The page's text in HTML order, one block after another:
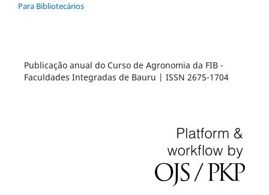
Para Bibliotecários
Publicação anual do Curso de Agronomia da FIB -
Faculdades Integradas de Bauru | ISSN 2675-1704